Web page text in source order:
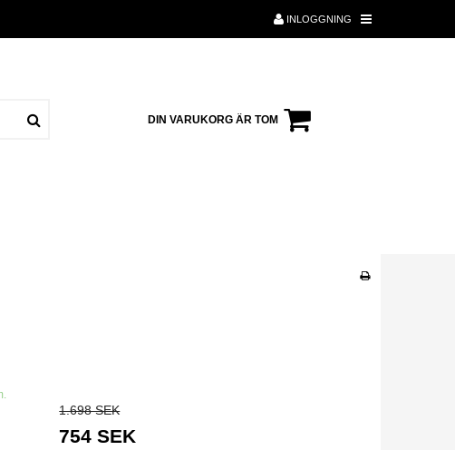
INLOGGNING
DIN VARUKORG ÄR TOM
1.698 SEK
754 SEK